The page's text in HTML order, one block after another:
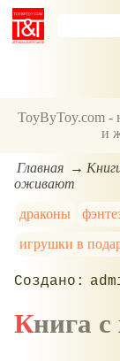
ToyByToy.com -
и
Главная
оживают
драконы
игрушки в
Книга